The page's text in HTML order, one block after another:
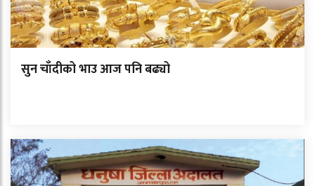
सुन चाँदीको भाउ आज पनि बढ्यो